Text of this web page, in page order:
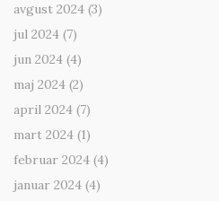
avgust 2024 (3)
jul 2024 (7)
jun 2024 (4)
maj 2024 (2)
april 2024 (7)
mart 2024 (1)
februar 2024 (4)
januar 2024 (4)